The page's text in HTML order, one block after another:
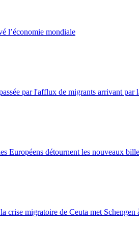
l’économie mondiale
par l'afflux de migrants arrivant par
Européens détournent les nouveaux
crise migratoire de Ceuta met Schengen